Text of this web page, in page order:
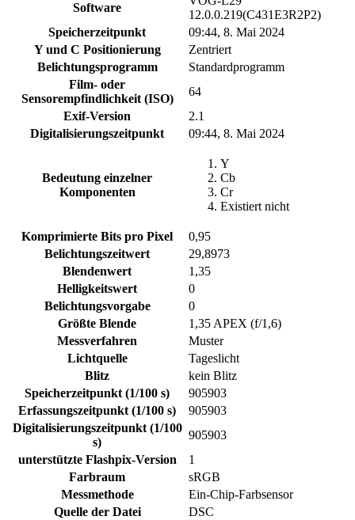
Software
12.0.0.219(C431E3R2P2)
Speicherzeitpunkt
09:44, 8. Mai 2024
Y und C Positionierung
Zentriert
Belichtungsprogramm
Standardprogramm
Film- oder
Sensorempfindlichkeit (ISO)
64
Exif-Version
2.1
Digitalisierungszeitpunkt
09:44, 8. Mai 2024
Bedeutung einzelner
Komponenten
Y
Cb
Cr
Existiert nicht
Komprimierte Bits pro Pixel
0,95
Belichtungszeitwert
29,8973
Blendenwert
1,35
Helligkeitswert
0
Belichtungsvorgabe
0
Größte Blende
1,35 APEX (f/1,6)
Messverfahren
Muster
Lichtquelle
Tageslicht
Blitz
kein Blitz
Speicherzeitpunkt (1/100 s)
905903
Erfassungszeitpunkt (1/100 s)
905903
Digitalisierungszeitpunkt (1/100
s)
905903
unterstützte Flashpix-Version
1
Farbraum
sRGB
Messmethode
Ein-Chip-Farbsensor
Quelle der Datei
DSC